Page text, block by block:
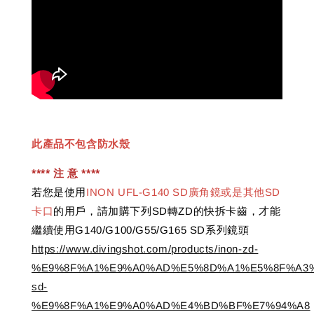
此產品不包含防水殼
**** 注 意 ****
若您是使用INON UFL-G140 SD廣角鏡或是其他SD
卡口的用戶，請加購下列SD轉ZD的快拆卡齒，才能
繼續使用G140/G100/G55/G165 SD系列鏡頭
https://www.divingshot.com/products/inon-zd-
sd-
%E9%8F%A1%E9%A0%AD%E4%BD%BF%E7%94%A8